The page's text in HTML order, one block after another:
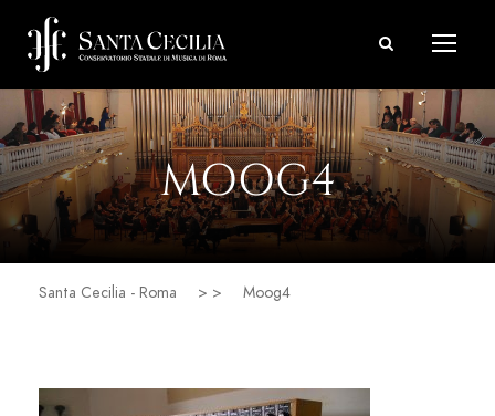
MOOG4
Santa Cecilia - Roma > > Moog4